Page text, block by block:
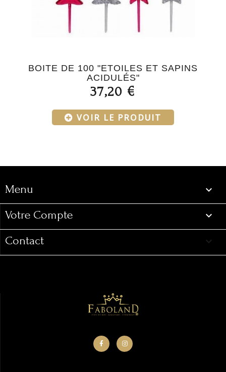
BOITE DE 100 "ETOILES ET SAPINS
ACIDULÉS"
37,20 €
VOIR LE PRODUIT
Menu
Menu 
Votre Compte 
Contact keyboard_arrow_down